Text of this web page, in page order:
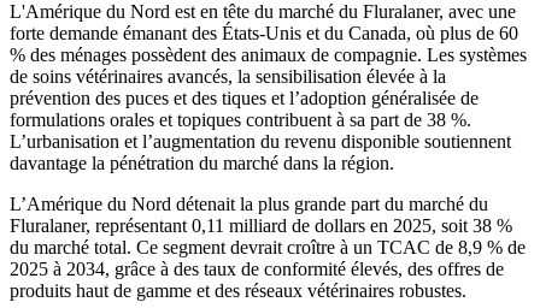
L'Amérique du Nord est en tête du marché du Fluralaner, avec une
forte demande émanant des États-Unis et du Canada, où plus de 60
% des ménages possèdent des animaux de compagnie. Les systèmes
de soins vétérinaires avancés, la sensibilisation élevée à la
prévention des puces et des tiques et l’adoption généralisée de
formulations orales et topiques contribuent à sa part de 38 %.
L’urbanisation et l’augmentation du revenu disponible soutiennent
davantage la pénétration du marché dans la région.
L’Amérique du Nord détenait la plus grande part du marché du
Fluralaner, représentant 0,11 milliard de dollars en 2025, soit 38 %
du marché total. Ce segment devrait croître à un TCAC de 8,9 % de
2025 à 2034, grâce à des taux de conformité élevés, des offres de
produits haut de gamme et des réseaux vétérinaires robustes.